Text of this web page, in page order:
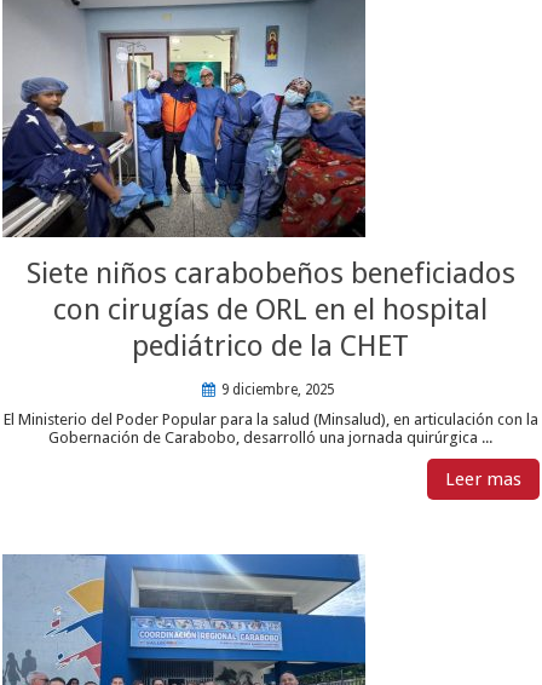
Siete niños carabobeños beneficiados
con cirugías de ORL en el hospital
pediátrico de la CHET
9 diciembre, 2025
El Ministerio del Poder Popular para la salud (Minsalud), en articulación con la
Gobernación de Carabobo, desarrolló una jornada quirúrgica ...
Leer mas